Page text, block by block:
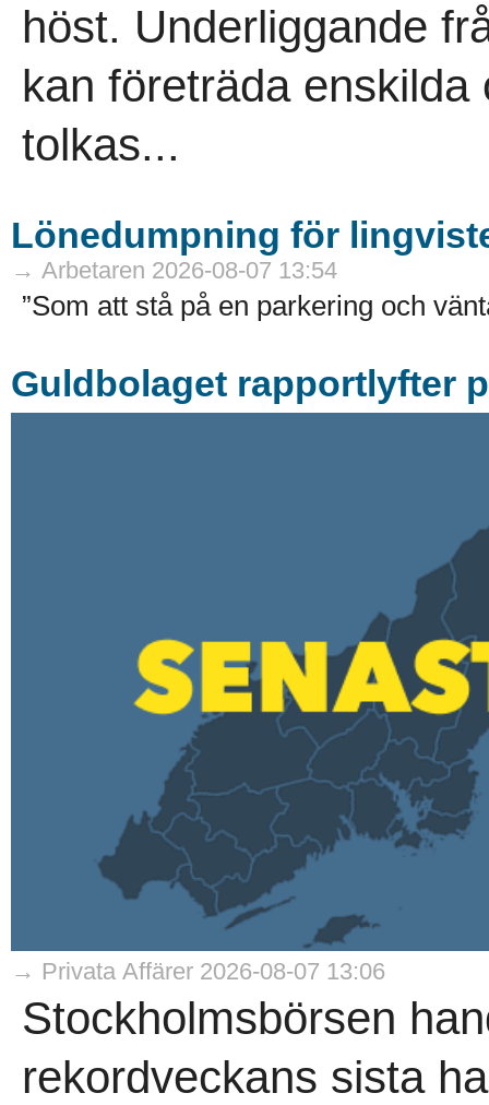
höst. Underliggande
kan företräda
tolkas...
Lönedumpning för
→ Arbetaren 2026-08-07 13:54
”Som att stå på en parkering och
Guldbolaget rapportlyfter
→ Privata Affärer 2026-08-07 13:06
Stockholmsbörsen
rekordveckans sista